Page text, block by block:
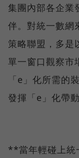
集團內部各企業
伴。對統一數網
策略聯盟，多是
單一窗口觀察市
「e」化所需的
發揮「e」化帶
**當年輕碰上統